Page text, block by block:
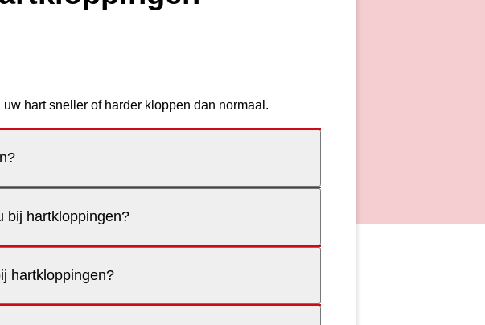
hart sneller of harder kloppen dan normaal.
bij hartkloppingen?
hartkloppingen?